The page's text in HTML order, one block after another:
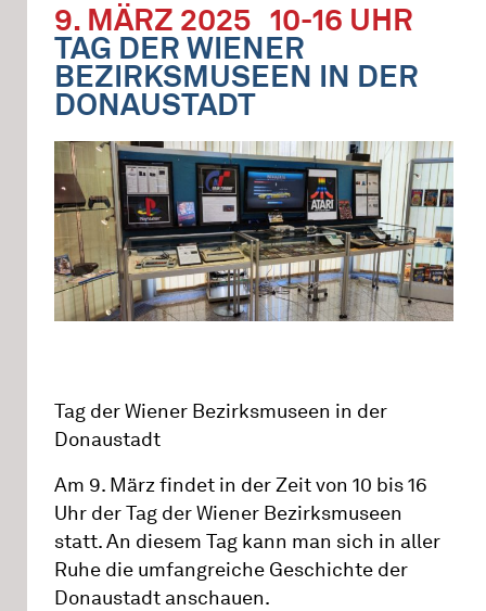
9. MÄRZ 2025 10-16 UHR
TAG DER WIENER
BEZIRKSMUSEEN IN DER
DONAUSTADT
Tag der Wiener Bezirksmuseen in der
Donaustadt
Am 9. März findet in der Zeit von 10 bis 16
Uhr der Tag der Wiener Bezirksmuseen
statt. An diesem Tag kann man sich in aller
Ruhe die umfangreiche Geschichte der
Donaustadt anschauen.